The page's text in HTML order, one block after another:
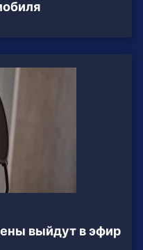
выйдут в эфир